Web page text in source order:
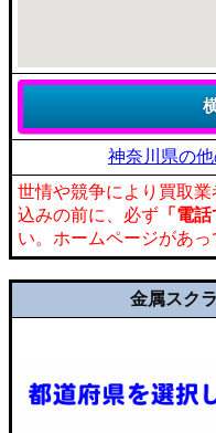
神奈川県の
世情や競争により買取
込みの前に、必ず 「電話
い。ホームページがあ
金属スク